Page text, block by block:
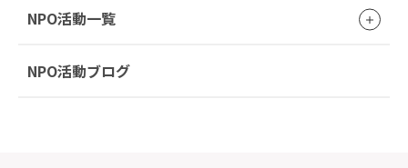
NPO活動一覧
NPO活動ブログ